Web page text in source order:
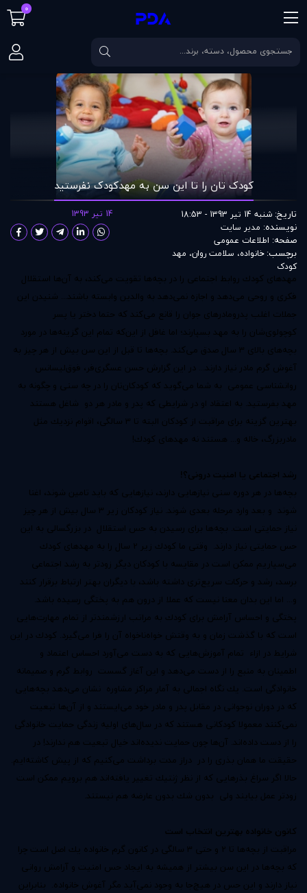
صفحه اصلی مقالات کودک تان را تا این سن به مهدکودک نفرستید
کودک تان را تا این سن به مهدکودک نفرستید
تاریخ: شنبه 14 تیر 1393 - 18:53
نویسنده: مدير سايت
صفحه: اطلاعات عمومی
برچسب:خانواده، سلامت روان، مهد
کودک
14 تیر 1393
مهدهای كودك روابط اجتماعی را در بچه‌ها تقویت می‌كند، به آن‌ها استقلال
فكری و روحی می‌دهد و اجازه نمی‌دهد به والدین وابسته باشند... شنیدن این
جملات اغلب پدرومادرهای جوان را قانع می‌كند كه حتما دختر یا پسر
كوچولوی‌شان را به مهد بسپارند؛ اما غافل از این‌كه تمام این گزینه‌ها در مورد
بچه‌های بالای 3 سال صدق می‌كند. بچه‌ها تا قبل از این سن بیش از هر چیز به
آغوش گرم مادر نیاز دارند... در این گزارش حسن عسگری‌فر، فوق‌لیسانس
روانشناسی عمومی به شما می‌گوید كه كودكان‌تان را در چه سنی و چگونه به
مهد بفرستید. به اعتقاد او در شرایطی كه پدر و مادر هر دو شاغل هستند
بهترین گزینه برای مراقبت از كودكان البته تا 3 سالگی، اقوام نزدیك مثل
مادربزرگ، خاله و... هستند نه مهدهای كودك!
رشد اجتماعی یا امنیت درونی؟!
بچه‌ها در هر دوره‌ سنی نیازهایی دارند، نیازهایی كه باید تامین شوند، اغنا
شوند و بعد وارد مرحله بعدی شوند. نیاز كودكان زیر 3 سال بیش از هر چیز
نیاز حمایتی است. بچه‌ها برای رسیدن به حس استقلال در بزرگسالی به این
حس حمایتی نیاز دارند. وقتی ما كودك زیر 2 سال را به مهدهای كودك
می‌سپاریم ممكن است در مقایسه با كودكان دیگر زودتر به رشد اجتماعی
برسد، رشد و حركات سریع‌تری داشته باشد، با دیگران بهتر ارتباط برقرار كنند
و... اما این بدان معنا نیست كه عملا از درون هم به پختگی رسیده باشد.
پختگی و احساس آرامش برای كودك به مراتب ارزشمندتر از تمام مهارت‌هایی
است كه با گذشت زمان و به وقتش خواه‌ناخواه آن را فرا می‌گیرد. كودك در این
شرایط در ازاء تمام آموزش‌هایی كه به دست می‌آورد احساس اعتماد و
اطمینان به منبع را از دست می‌دهد و این آغاز گسست روابط گرم و صمیمانه
خانوادگی است. یك نگاه اجمالی به آمار مراكز مشاوره نشان می‌دهد بچه‌هایی
كه در دوران نوجوانی در مقابل پدر و مادر خود می‌ایستند و از آن‌ها تبعیت
نمی‌كنند معمولا كودكانی هستند كه در سال‌های اولیه زندگی حمایت‌ خانوادگی
را از دست داده‌اند. آن‌ها چون حمایت ندیده‌اند خیال تبعیت هم ندارند! در
حقیقت ما همان بذری را در دراز مدت برداشت می‌كنیم كه از پیش كاشته‌ایم.
حالا اگر سراغ بذرهایی كه از نظر ژنتیك تغییر یافته‌اند هم برویم ممكن است
زودتر عمل بیایند ولی بدون شك بدون عارضه هم نیستند.
كانون خانواده بهترین انتخاب است
مراقبت از بچه‌ها تا 2 و حتی 3 سالگی در كانون گرم خانواده یك اصل است چرا
كه بچه‌ها در این سن بیشتر از همیشه به ایجاد حس امنیت و آرامش روانی
نیاز دارند و این حس در هیچ‌جا به وجود نمی‌آید مگر آغوش خانواده. بنابراین
0